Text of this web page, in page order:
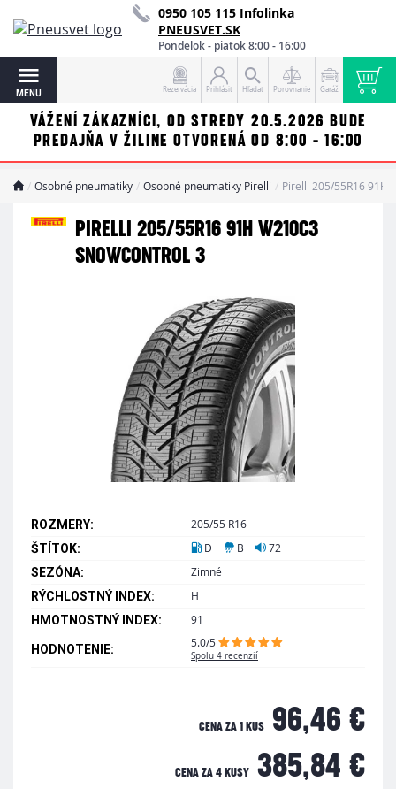
0950 105 115 Infolinka
PNEUSVET.SK
Pondelok - piatok 8:00 - 16:00
MENU Rezervácia Prihlásiť Hľadať Porovnanie Garáž
VÁŽENÍ ZÁKAZNÍCI, OD STREDY 20.5.2026 BUDE
PREDAJŇA V ŽILINE OTVORENÁ OD 8:00 - 16:00
Osobné pneumatiky Osobné pneumatiky Pirelli Pirelli 205/55R16 91H
PIRELLI 205/55R16 91H W210C3
SNOWCONTROL 3
ROZMERY: 205/55 R16
ŠTÍTOK: D B 72
SEZÓNA: Zimné
RÝCHLOSTNÝ INDEX: H
HMOTNOSTNÝ INDEX: 91
HODNOTENIE: 5.0/5
Spolu 4 recenzií
CENA ZA 1 KUS 96,46 €
CENA ZA 4 KUSY 385,84 €